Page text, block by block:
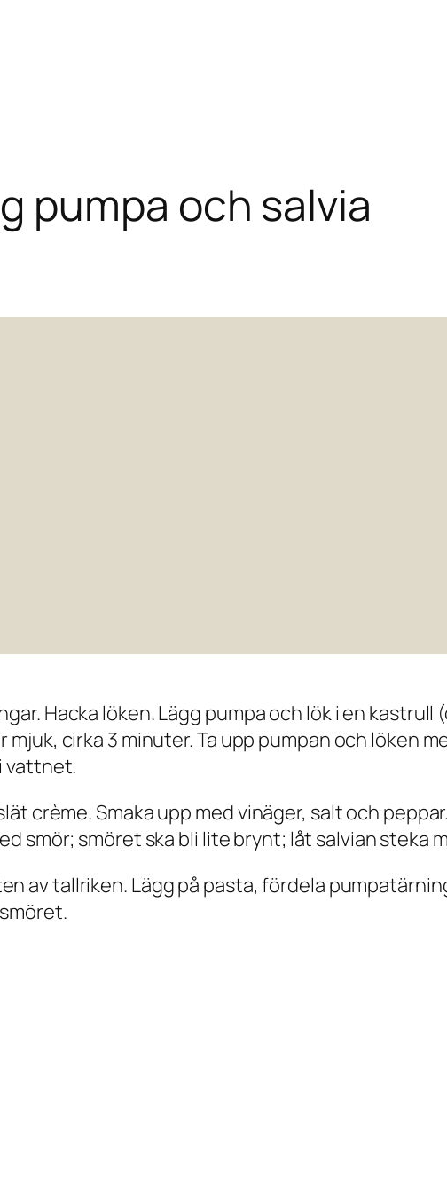
pumpa och salvia
Hacka löken. Lägg pumpa och lök i en kastrull
cirka 3 minuter. Ta upp pumpan och löken
vattnet.
crème. Smaka upp med vinäger, salt och
smör; smöret ska bli lite brynt; låt salvian steka
av tallriken. Lägg på pasta, fördela